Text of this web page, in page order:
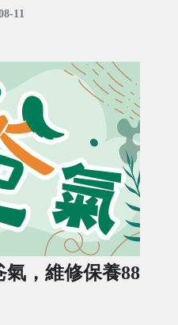
11
，維修保養88